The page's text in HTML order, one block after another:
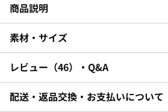
商品説明
素材・サイズ
レビュー 46 ・Q&A
配送・返品交換・お支払いについて